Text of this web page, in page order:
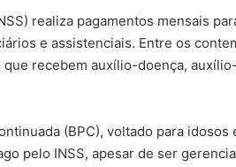
realiza pagamentos mensais
e assistenciais. Entre os
recebem auxílio-doença,
(BPC), voltado para idosos
pelo INSS, apesar de ser